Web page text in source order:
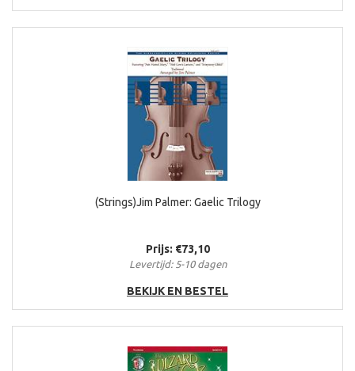
(Strings)Jim Palmer: Gaelic Trilogy
Prijs: €73,10
Levertijd: 5-10 dagen
BEKIJK EN BESTEL